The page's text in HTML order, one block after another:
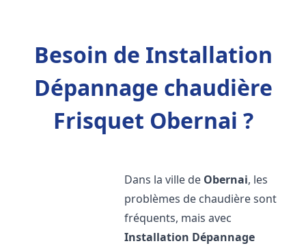
Besoin de Installation
Dépannage chaudière
Frisquet Obernai ?
Dans la ville de Obernai, les
problèmes de chaudière sont
fréquents, mais avec
Installation Dépannage